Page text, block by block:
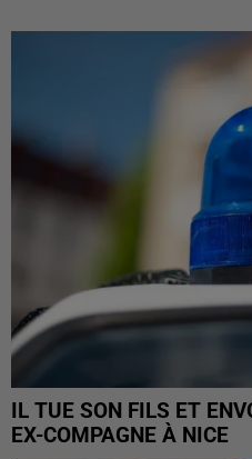
IL TUE SON FILS ET
EX-COMPAGNE À NICE